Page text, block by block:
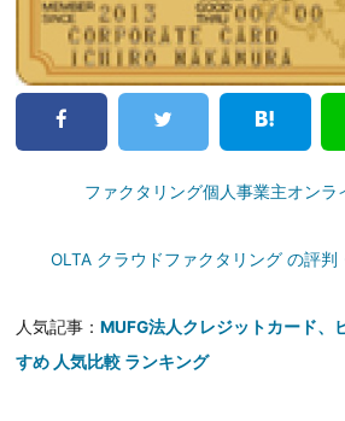
ファクタリング個人事業主オンラ
OLTA クラウドファクタリング の評判
人気記事：MUFG法人クレジットカード、
すめ 人気比較 ランキング